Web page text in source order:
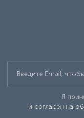
Я
и согласен на